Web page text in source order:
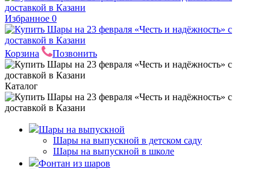
Избранное 0
Корзина Позвонить
Каталог
Шары на выпускной
Шары на выпускной в детском саду
Шары на выпускной в школе
Фонтан из шаров